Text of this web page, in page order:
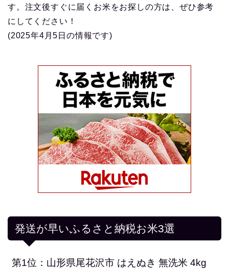
す。注文後すぐに届くお米をお探しの方は、ぜひ参考
にしてください！
(2025年4月5日の情報です)
発送が早いふるさと納税お米3選
第1位：山形県尾花沢市 はえぬき 無洗米 4kg